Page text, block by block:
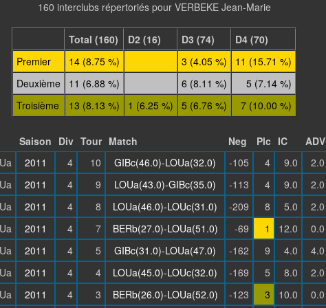
160 interclubs répertoriés pour VERBEKE Jean-Marie
Total (160) D2 (16) D3 (74)
D4 (70)
Premier
14 (8.75 %) 3 (4.05 %)
11 (15.71 %)
Deuxième
11 (6.88 %) 6 (8.11 %)
5 (7.14 %)
Troisième
13 (8.13 %) 1 (6.25 %) 5 (6.76 %) 7 (10.00 %)
Saison Div Tour Match Neg Plc IC
ADV
2011 4 10 GIBc(46.0)-LOUa(32.0) -105 4 9.0
2.0
2011 4 9 LOUa(43.0)-GIBc(35.0) -113 4 9.0
2.0
2011 4 8 LOUa(46.0)-LOUc(31.0) -209 8 5.0
2.0
2011 4 7 BERb(27.0)-LOUa(51.0) -69 1 12.0
0.0
2011 4 5 GIBc(31.0)-LOUa(47.0) -162 9 4.0
4.0
2011 4 4 LOUa(45.0)-LOUc(32.0) -169 5 8.0
2.0
2011 4 3 BERb(26.0)-LOUa(52.0) -123 3 10.0
0.0